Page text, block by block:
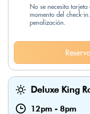
No se necesita
momento del check-
penalización.
Deluxe King
12pm - 8pm